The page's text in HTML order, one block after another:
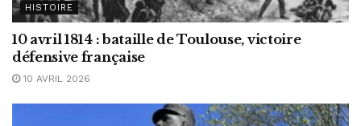
HISTOIRE
10 avril 1814 : bataille de Toulouse, victoire
défensive française
10 AVRIL 2026